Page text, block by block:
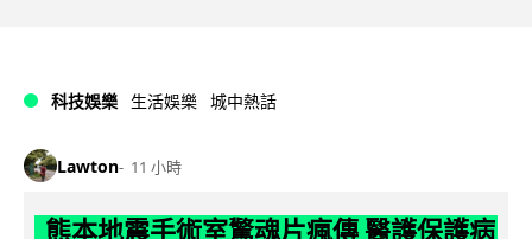
科技娛樂 生活娛樂 城中熱話
Lawton 11 小時
熊本地震手術室驚魂片瘋傳 醫護保護病